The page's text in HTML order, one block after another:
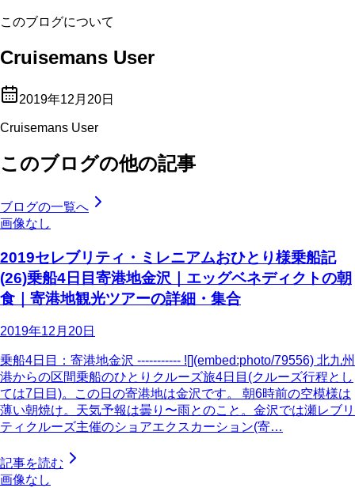
このブログについて
Cruisemans User
2019年12月20日
Cruisemans User
このブログの他の記事
ブログの一覧へ
画像なし
2019セレブリティ・ミレニアムおひとり様乗船記
(26)乗船4日目寄港地金沢｜エッグベネディクトの朝
食｜寄港地観光ツアーの詳細・集合
2019年12月20日
乗船4日目：寄港地金沢 ----------- ![](embed:photo/79556) 北九州
港からの区間乗船のひとりクルーズ旅4日目(クルーズ行程とし
ては7日目)。この日の寄港地は金沢です。 朝6時前の空模様は
薄い朝焼け。天気予報は曇り〜雨とのこと。金沢では瀬レブリ
ティクルーズ主催のショアエクスカーション(寄…
記事を読む
画像なし